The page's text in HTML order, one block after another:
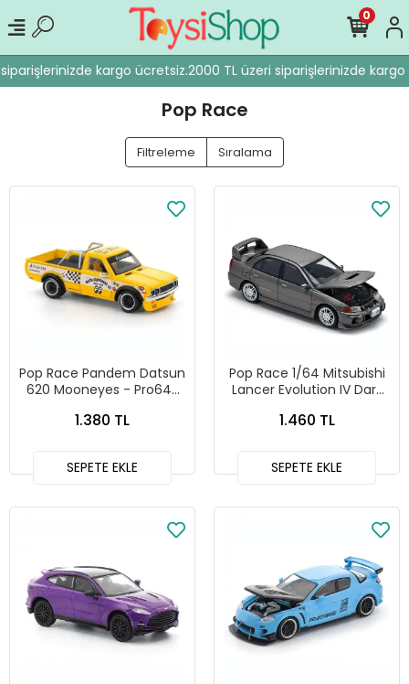
kargo ücretsiz.2000 TL üzeri siparişlerinizde kargo
0
Pop Race
Filtreleme Sıralama
Pop Race Pandem Datsun
620 Mooneyes - Pro64-
1.380 TL
SEPETE EKLE
Pop Race 1/64 Mitsubishi
Lancer Evolution IV Dark
1.460 TL
SEPETE EKLE